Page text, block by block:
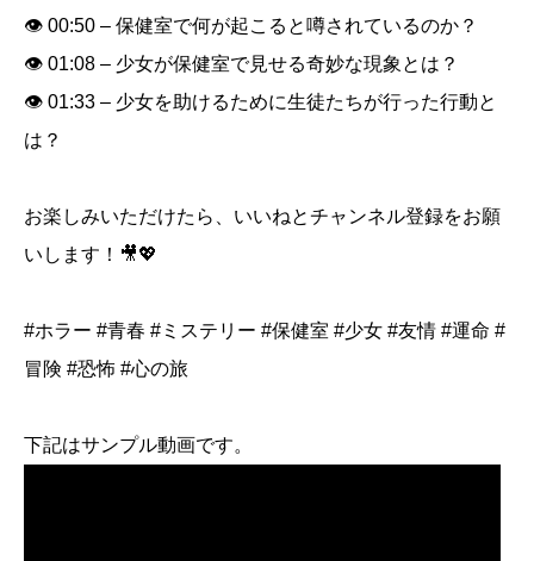
👁️ 00:50 – 保健室で何が起こると噂されているのか？
👁️ 01:08 – 少女が保健室で見せる奇妙な現象とは？
👁️ 01:33 – 少女を助けるために生徒たちが行った行動と
は？
お楽しみいただけたら、いいねとチャンネル登録をお願
いします！🎥💖
#ホラー #青春 #ミステリー #保健室 #少女 #友情 #運命 #
冒険 #恐怖 #心の旅
下記はサンプル動画です。